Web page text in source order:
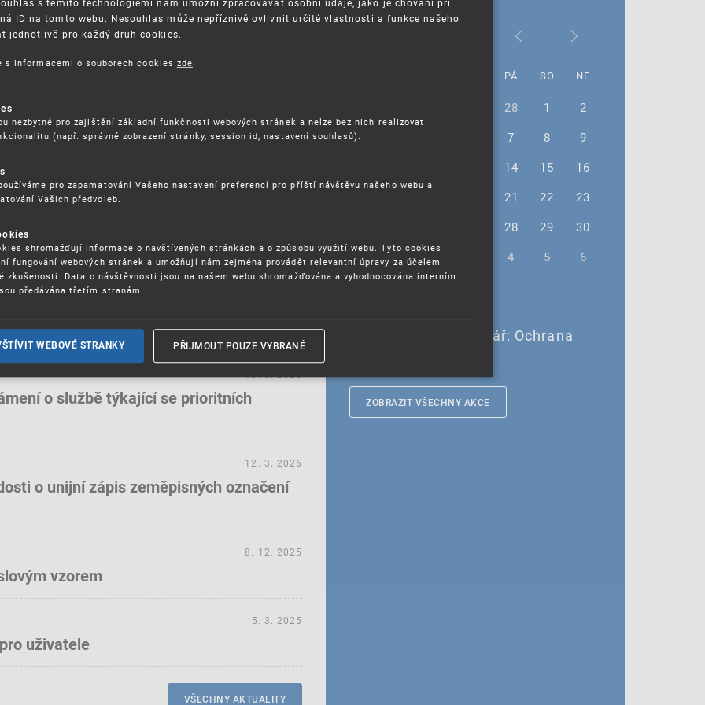
služeb - 5.8.2026
jinak (aneb když se značky hádají
17. 9. 2026
tržištích nacházejících se mimo
porušování IPR
a vymáhání IPR ve třetích zemích
o službě týkající se prioritních
18. 5. 2026
o unijní zápis zeměpisných označení
12. 3. 2026
vzorem
8. 12. 2025
uživatele
5. 3. 2025
VŠECHNY AKTUALITY
PÁ SO NE
28 1
2
7 8
9
14 15
16
21 22
23
28 29
30
31
1 2 4 5 6
25. 3. 2025 |
25. 3. - Online seminář: Ochrana
ZOBRAZIT VŠECHNY AKCE
ID na tomto webu. Nesouhlas může nepříznivě ovlivnit určité vlastnosti a funkce našeho
jednotlivě pro každý druh cookies.
s informacemi o souborech cookies zde
nezbytné pro zajištění základní funkčnosti webových stránek a nelze bez nich realizovat
(např. správné zobrazení stránky, session id, nastavení souhlasů).
pro zapamatování Vašeho nastavení preferencí pro příští návštěvu našeho webu a
Vašich předvoleb.
shromažďují informace o navštívených stránkách a o způsobu využití webu. Tyto cookies
fungování webových stránek a umožňují nám zejména provádět relevantní úpravy za účelem
zkušenosti. Data o návštěvnosti jsou na našem webu shromažďována a vyhodnocována interním
předávána třetím stranám.
WEBOVÉ STRANKY PŘIJMOUT POUZE VYBRANÉ